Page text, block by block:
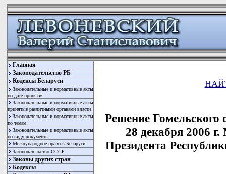
Главная
Законодательство РБ
Кодексы Беларуси
Законодательные и нормативные акты
по дате принятия
Законодательные и нормативные акты
принятые различными органами власти
Законодательные и нормативные акты
по темам
Законодательные и нормативные акты
по виду документы
Международное право в Беларуси
Законодательство СССР
Законы других стран
Кодексы
Решение Гомельского
28 декабря 2006
Президента